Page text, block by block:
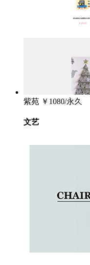
紫苑 ￥1080/永久
文艺